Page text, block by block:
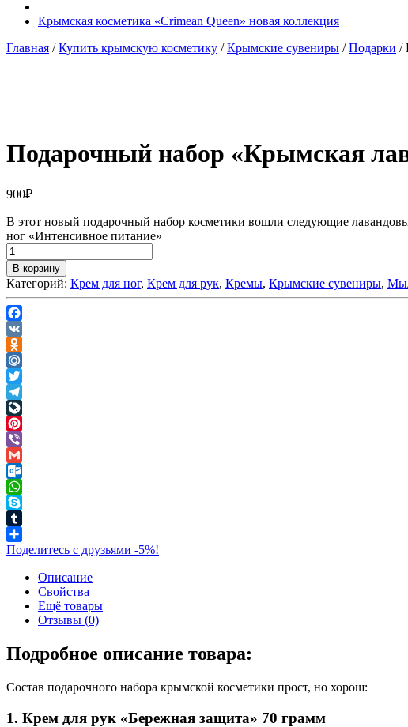
Крымская косметика «Crimean Queen» новая коллекция
Главная /Купить крымскую косметику /Крымские сувениры /Подарки /
Подарочный набор «Крымская
900₽
В этот новый подарочный набор косметики вошли следующие
ног «Интенсивное питание»
В корзину
Категорий: Крем для ног, Крем для рук, Кремы, Крымские сувениры,
Facebook
VK
Odnoklassniki
Mail.Ru
Twitter
Telegram
LiveJournal
Pinterest
Viber
Gmail
Outlook.com
WhatsApp
Skype
Tumblr
Поделитесь с друзьями -5%!
Описание
Свойства
Ещё товары
Отзывы (0)
Подробное описание товара:
Состав подарочного набора крымской косметики прост, но хорош:
1. Крем для рук «Бережная защита» 70 грамм